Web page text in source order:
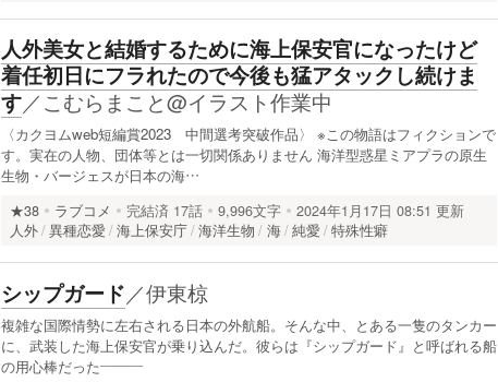
人外美女と結婚するために海上保安官になったけど
着任初日にフラれたので今後も猛アタックし続けま
す／こむらまこと@イラスト作業中
〈カクヨムweb短編賞2023 中間選考突破作品〉 ※この物語はフィクションで
す。実在の人物、団体等とは一切関係ありません 海洋型惑星ミアプラの原生
生物・バージェスが日本の海…
★38 ラブコメ 完結済 17話 9,996文字
2024年1月17日 08:51 更新
人外 異種恋愛 海上保安庁 海洋生物 海 純愛 特殊性癖
シップガード／伊東椋
複雑な国際情勢に左右される日本の外航船。そんな中、とある一隻のタンカー
に、武装した海上保安官が乗り込んだ。彼らは『シップガード』と呼ばれる船
の用心棒だった―――